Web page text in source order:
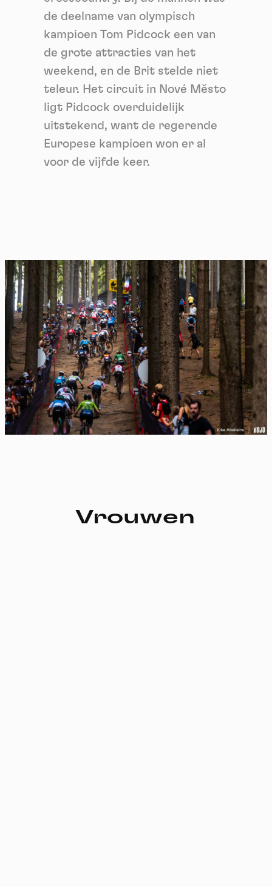
de deelname van olympisch
kampioen Tom Pidcock een van
de grote attracties van het
weekend, en de Brit stelde niet
teleur. Het circuit in Nové Město
ligt Pidcock overduidelijk
uitstekend, want de regerende
Europese kampioen won er al
voor de vijfde keer.
Vrouwen